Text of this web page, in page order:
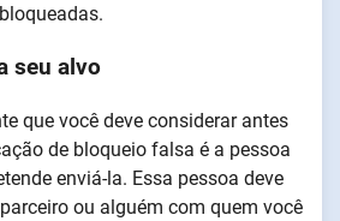
seu alvo
que você deve considerar antes
de bloqueio falsa é a pessoa
enviá-la. Essa pessoa deve
ou alguém com quem você